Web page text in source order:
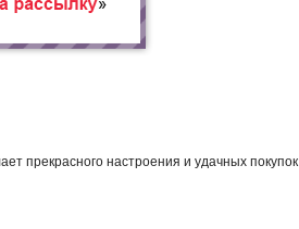
прекрасного настроения и удачных покупок